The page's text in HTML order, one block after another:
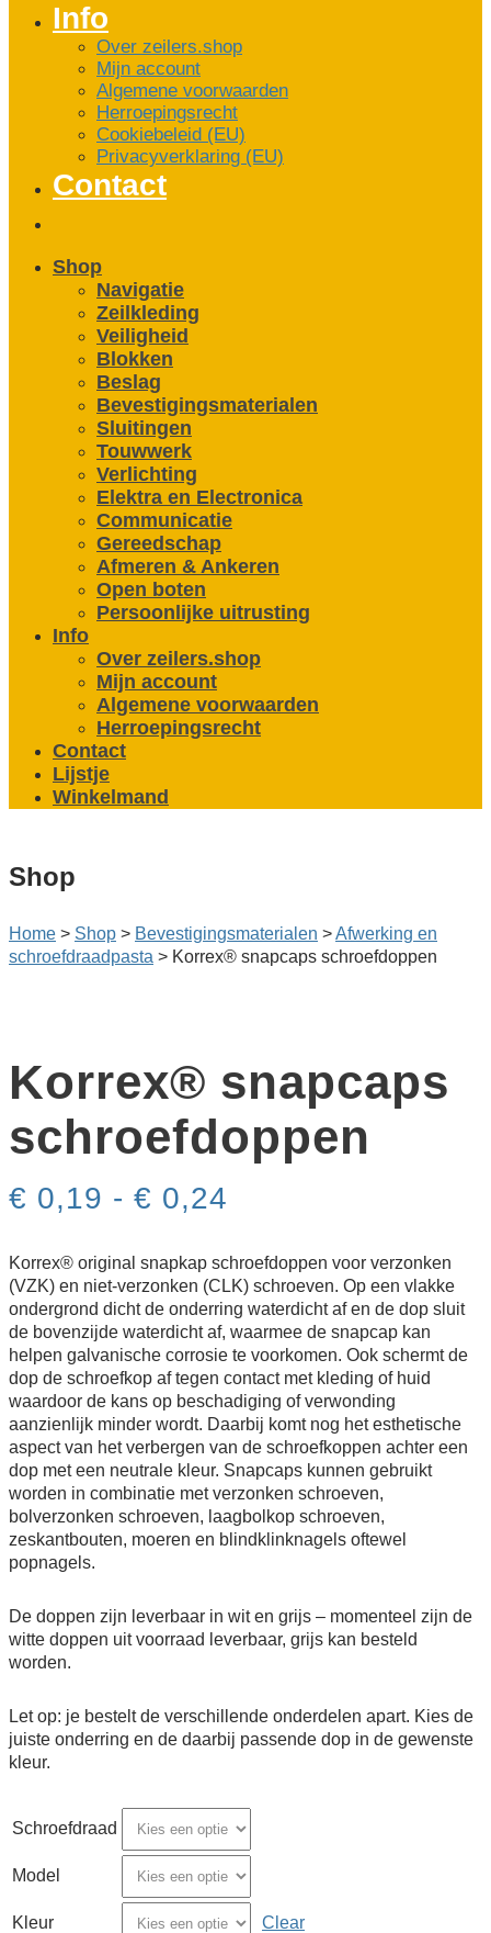
Info
Over zeilers.shop
Mijn account
Algemene voorwaarden
Herroepingsrecht
Cookiebeleid (EU)
Privacyverklaring (EU)
Contact
Shop
Navigatie
Zeilkleding
Veiligheid
Blokken
Beslag
Bevestigings­­materialen
Sluitingen
Touwwerk
Verlichting
Elektra en Electronica
Communicatie
Gereedschap
Afmeren & Ankeren
Open boten
Persoonlijke uitrusting
Info
Over zeilers.shop
Mijn account
Algemene voorwaarden
Herroepingsrecht
Contact
Lijstje
Winkelmand
Shop
Home > Shop > Bevestigings­­materialen >Afwerking en
schroef­draad­pasta > Korrex® snapcaps schroefdoppen
Korrex® snapcaps
schroefdoppen
€ 0,19 - € 0,24
€ 0,24
Korrex® original snapkap schroefdoppen voor verzonken
(VZK) en niet-verzonken (CLK) schroeven. Op een vlakke
ondergrond dicht de onderring waterdicht af en de dop sluit
de bovenzijde waterdicht af, waarmee de snapcap kan
helpen galvanische corrosie te voorkomen. Ook schermt de
dop de schroefkop af tegen contact met kleding of huid
waardoor de kans op beschadiging of verwonding
aanzienlijk minder wordt. Daarbij komt nog het esthetische
aspect van het verbergen van de schroefkoppen achter een
dop met een neutrale kleur. Snapcaps kunnen gebruikt
worden in combinatie met verzonken schroeven,
bolverzonken schroeven, laagbolkop schroeven,
zeskantbouten, moeren en blindklinknagels oftewel
popnagels.
De doppen zijn leverbaar in wit en grijs – momenteel zijn de
witte doppen uit voorraad leverbaar, grijs kan besteld
worden.
Let op: je bestelt de verschillende onderdelen apart. Kies de
juiste onderring en de daarbij passende dop in de gewenste
kleur.
Schroefdraad
Model
Kleur Clear